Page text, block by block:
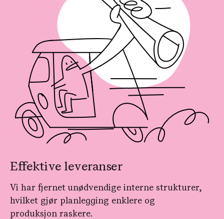
Effektive leveranser
Vi har fjernet unødvendige interne strukturer,
hvilket gjør planlegging enklere og
produksjon raskere.